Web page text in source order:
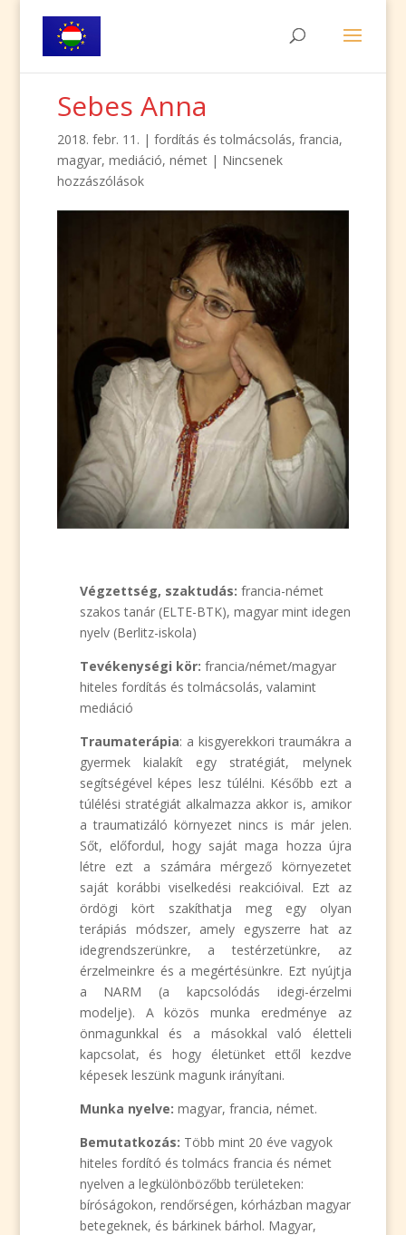
Sebes Anna
2018. febr. 11. | fordítás és tolmácsolás, francia,
magyar, mediáció, német| Nincsenek
hozzászólások
Végzettség, szaktudás: francia-német
szakos tanár (ELTE-BTK), magyar mint idegen
nyelv (Berlitz-iskola)
Tevékenységi kör: francia/német/magyar
hiteles fordítás és tolmácsolás, valamint
mediáció
Traumaterápia: a kisgyerekkori traumákra a
gyermek kialakít egy stratégiát, melynek
segítségével képes lesz túlélni. Később ezt a
túlélési stratégiát alkalmazza akkor is, amikor
a traumatizáló környezet nincs is már jelen.
Sőt, előfordul, hogy saját maga hozza újra
létre ezt a számára mérgező környezetet
saját korábbi viselkedési reakcióival. Ezt az
ördögi kört szakíthatja meg egy olyan
terápiás módszer, amely egyszerre hat az
idegrendszerünkre, a testérzetünkre, az
érzelmeinkre és a megértésünkre. Ezt nyújtja
a NARM (a kapcsolódás idegi-érzelmi
modelje). A közös munka eredménye az
önmagunkkal és a másokkal való életteli
kapcsolat, és hogy életünket ettől kezdve
képesek leszünk magunk irányítani.
Munka nyelve: magyar, francia, német.
Bemutatkozás: Több mint 20 éve vagyok
hiteles fordító és tolmács francia és német
nyelven a legkülönbözőbb területeken:
bíróságokon, rendőrségen, kórházban magyar
betegeknek, és bárkinek bárhol. Magyar,